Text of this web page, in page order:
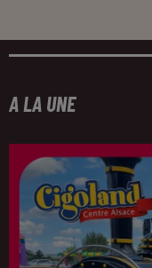
A LA UNE